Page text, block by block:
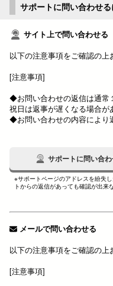
サポートに問い合わせる
サイト上で問い合わせる
以下の注意事項をご確認の
[注意事項]
◆お問い合わせの返信は通常
祝日は返事が遅くなる場合が
◆お問い合わせの内容により
サポートに問い合
※サポートページのアドレスを紛失
トからの返信があっても確認が出来
メールで問い合わせる
以下の注意事項をご確認の
[注意事項]